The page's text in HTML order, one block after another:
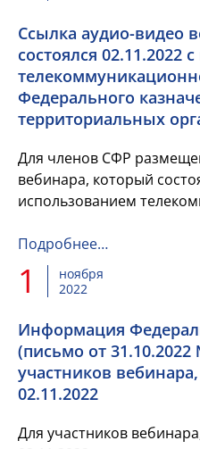
Ссылка аудио-видео
состоялся 02.11.2022
Федерального
территориальных
Для членов СФР
вебинара, который
использованием
территориальных органов.
Подробнее…
1
ноября
2022
Информация
(письмо от 31.10.2022
участников
02.11.2022
Для участников